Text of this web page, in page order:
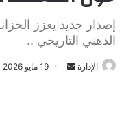
إصدار جديد يعزز
الذهني التاريخي ..
الإدارة
أرسل 19 مايو 2026